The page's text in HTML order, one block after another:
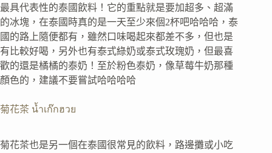
最具代表性的泰國飲料！它的重點就是要加超多、超滿
的冰塊，在泰國時真的是一天至少來個2杯吧哈哈哈，泰
國的路上隨便都有，雖然口味喝起來都差不多，但也是
有比較好喝，另外也有泰式綠奶或泰式玫瑰奶，但最喜
歡的還是橘橘的泰奶！至於粉色泰奶，像草莓牛奶那種
顏色的，建議不要嘗試哈哈哈哈
菊花茶 น้ำเก๊กฮวย
菊花茶也是另一個在泰國很常見的飲料，路邊攤或小吃